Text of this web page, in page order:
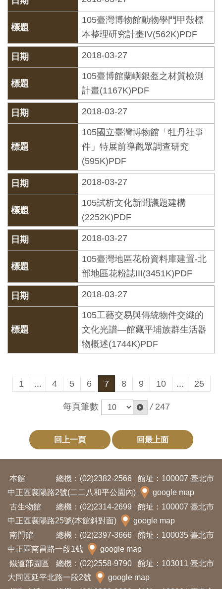
究
便
民
服
務
政
府
開
訊
隱
私
權
與
資
訊
安
宣
開
作
權
聲
明
回
首
頁
105臺灣博物館動物學門甲殼標
本整理研究計畫IV(562K)PDF
2018-03-27
105臺博館蘭嶼銀盔之材質檢測
計畫(1167K)PDF
2018-03-27
105國立臺灣博物館「牡丹社事
件」特展前導觀眾調查研究
(595K)PDF
2018-03-27
105試析文化新聞議題建構
(2252K)PDF
2018-03-27
105臺灣地區花粉資料庫建置-北
部地區花粉誌III(3451K)PDF
2018-03-27
105工藝交易與傳統物件交織的
文化光譜—館藏平埔族群生活器
物概述(1744K)PDF
1 ... 4 5 6 7 8 9 10 ... 25
每頁筆數 / 247
回上一頁 回最上面
本館 總機：(02)2382-2566
館址：100007 臺北市
中正區襄陽路2號(二二八和平公園內)
google map
古生物館
總機：(02)2314-2699
館址：100007 臺北市
中正區襄陽路25號(本館斜對面)
google map
南門館
總機：(02)2397-3666
館址：100035 臺北市
中正區南昌路一段1號
google map
鐵道部園區
總機：(02)2558-9790
館址：103011 臺北市
大同區延平北路一段2號
google map